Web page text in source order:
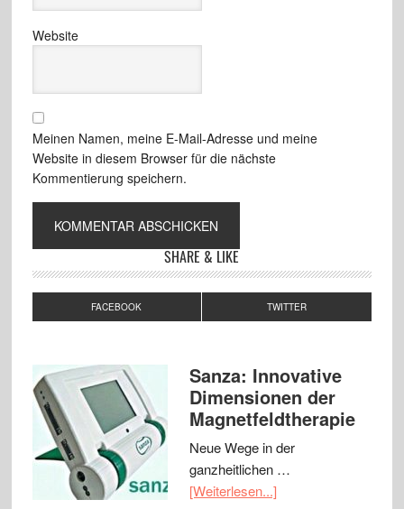
Website
Meinen Namen, meine E-Mail-Adresse und meine
Website in diesem Browser für die nächste
Kommentierung speichern.
SHARE & LIKE
FACEBOOK TWITTER
Sanza: Innovative
Dimensionen der
Magnetfeldtherapie
Neue Wege in der
ganzheitlichen …
[Weiterlesen...]